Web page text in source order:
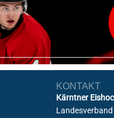
KONTAKT
Kärntner